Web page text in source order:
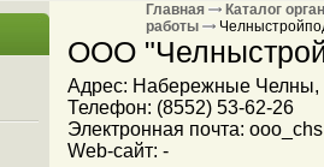
Главная
Каталог
работы
ООО
Адрес: Набережные Челны,
Телефон: (8552) 53-62-26
Электронная почта:
Web-сайт: -